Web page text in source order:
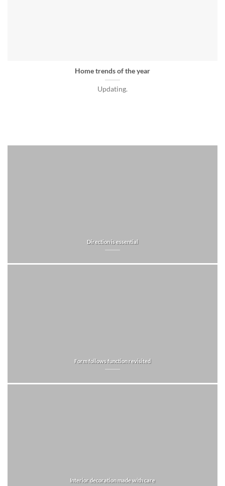
Home trends of the year
Updating.
Direction is essential
Form follows function revisited
Interior decoration made with care